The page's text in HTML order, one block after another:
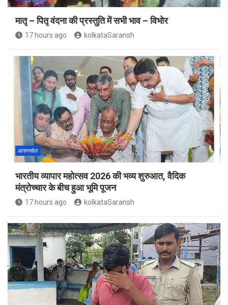
मातृ – पितृ वंदना की प्रस्तुति में सभी भाव – विभोर
17 hours ago kolkataSaransh
आसनसोल
भारतीय व्यापार महोत्सव 2026 की भव्य शुरुआत, वैदिक
मंत्रोच्चार के बीच हुआ भूमि पूजन
17 hours ago kolkataSaransh